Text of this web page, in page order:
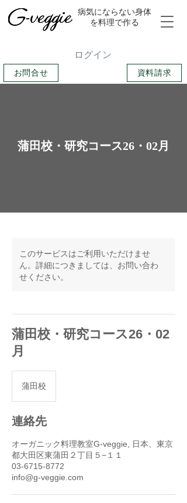
​病気にならない身体
を料理で作る
お問合せ
ログイン
資料請求
蒲田校・研究コース26・02月
このサービスはご利用いただけませ
ん。詳細につきましては、お問い合わ
せください。
蒲田校・研究コース26・02
月
蒲田校
連絡先
オーガニック料理教室G-veggie, 日本、東京
都大田区東蒲田２丁目５−１１
03-6715-8772
info@g-veggie.com